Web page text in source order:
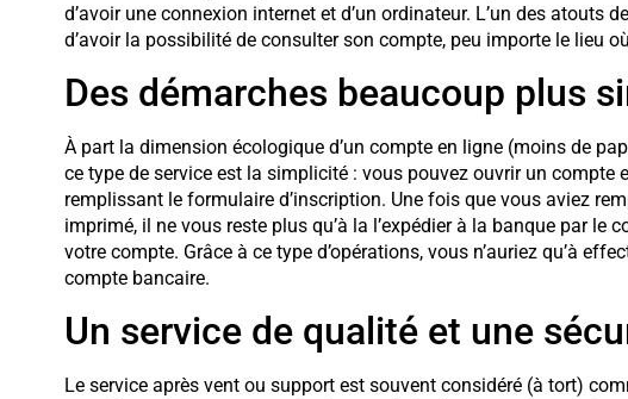
d’avoir une connexion internet et d’un ordinateur. L’un des atouts
d’avoir la possibilité de consulter son compte, peu importe le lieu
Des démarches beaucoup plus
À part la dimension écologique d’un compte en ligne (moins de
ce type de service est la simplicité : vous pouvez ouvrir un compte
remplissant le formulaire d’inscription. Une fois que vous aviez
imprimé, il ne vous reste plus qu’à la l’expédier à la banque par le
votre compte. Grâce à ce type d’opérations, vous n’auriez qu’à
compte bancaire.
Un service de qualité et une
Le service après vent ou support est souvent considéré (à tort)